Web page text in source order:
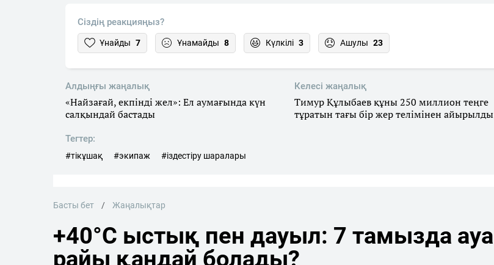
Сіздің реакцияңыз?
Ұнайды 7 Ұнамайды 8 Күлкілі 3 Ашулы 23
Алдыңғы жаңалық
«Найзағай, екпінді жел»: Ел аумағында күн
салқындай бастады
Келесі жаңалық
Тимур Құлыбаев құны 250 миллион теңге
тұратын тағы бір жер телімінен айырылды
Тегтер:
#тікұшақ #экипаж #іздестіру шаралары
Басты бет Жаңалықтар
+40°C ыстық пен дауыл: 7 тамызда ауа
райы қандай болады?